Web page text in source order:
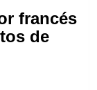
francés
de